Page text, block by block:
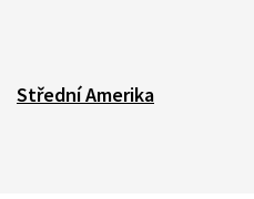
Střední Amerika